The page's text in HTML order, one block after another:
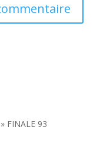
FINALE 93